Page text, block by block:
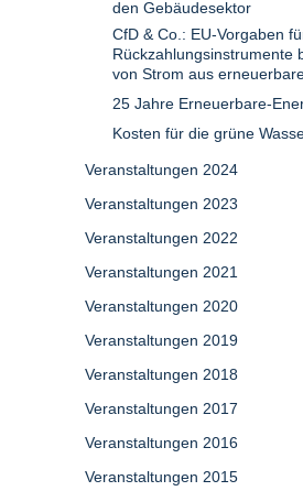
den Gebäudesektor
CfD & Co.: EU-Vorgaben
Rückzahlungsinstrumente
von Strom aus
25 Jahre Erneuerbare-
Kosten für die grüne
Veranstaltungen 2024
Veranstaltungen 2023
Veranstaltungen 2022
Veranstaltungen 2021
Veranstaltungen 2020
Veranstaltungen 2019
Veranstaltungen 2018
Veranstaltungen 2017
Veranstaltungen 2016
Veranstaltungen 2015